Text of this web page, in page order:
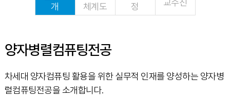
개
체계도
정
교수진
양자병렬컴퓨팅전공
차세대 양자컴퓨팅 활용을 위한 실무적 인재를 양성하는 양자병
렬컴퓨팅전공을 소개합니다.